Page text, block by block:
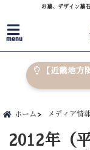
お墓、デザイン墓
menu
【近畿地方
ホーム メディア情
2012年（